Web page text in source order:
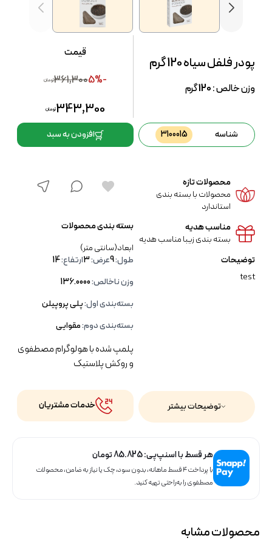
پودر فلفل سیاه 120 گرم
وزن خالص :120گرم
توضیحات
test
بسته بندی محصولات
ابعاد(سانتی متر)
طول:9عرض:3ارتفاع:14
وزن ناخالص:136.0000
بسته‌بندی اول:پلی پروپیلن
بسته‌بندی دوم:مقوایی
پلمپ شده با هولوگرام مصطفوی
و روکش پلاستیک
محصولات تازه
محصولات با بسته بندی
استاندارد
مناسب هدیه
بسته بندی زیبا مناسب هدیه
خدمات مشتریان
قیمت
-5%
361,300تومان
343,300تومان
افزودن به سبد شناسه 3100015
توضیحات بیشتر
هر قسط با اسنپ‌پی:85.825تومان
با پرداخت ۴ قسط ماهانه، بدون سود، چک یا نیاز به ضامن، محصولات
مصطفوی را به‌راحتی تهیه کنید.
محصولات مشابه